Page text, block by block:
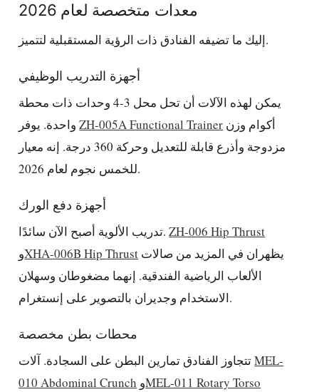
معدات متخصصة لعام 2026
إليك ما تضيفه الفنادق ذات الرؤية المستقبلية لتتميز.
أجهزة التدريب الوظيفي
يمكن لهذه الآلات أن تحل محل 3-4 وحدات ذات محطة
واحدة. يوفرZH-005A Functional Trainer
مزدوجة وأذرع قابلة للتعديل وحركة 360 درجة. إنه معيار
للخمس نجوم لعام 2026.
أجهزة دفع الورك
تدريب الألوية أصبح الآن سائدًا.ZH-006 Hip Thrust
وXHA-006B Hip Thrust
الألعاب الرياضية الفندقية. إنهما مضغوطان وسهلان
الاستخدام وجديران بالتصوير على إنستغرام.
محطات بطن مخصصة
تتجاوز الفنادق تمارين البطن على السجادة. آلاتMEL-
010 Abdominal Crunch وMEL-011 Rotary Torso